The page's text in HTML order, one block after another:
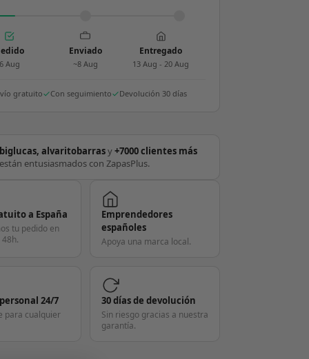
Aug
Enviado
~8 Aug
Entregado
13 Aug - 20 Aug
gratuito Con seguimiento Devolución 30 días
biglucas, alvaritobarrasy+7000 clientes más
están entusiasmados con ZapasPlus.
a España
tu pedido en
Emprendedores
españoles
Apoya una marca local.
24/7
para cualquier
30 días de devolución
Sin riesgo gracias a nuestra
garantía.